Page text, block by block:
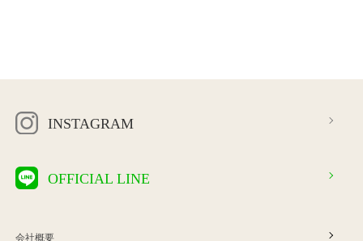
INSTAGRAM
OFFICIAL LINE
会社概要